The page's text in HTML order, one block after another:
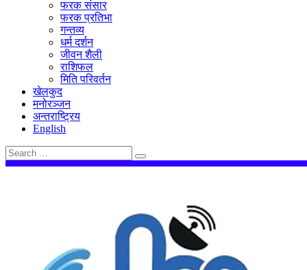
फरक संसार
फरक प्रतिभा
गन्तव्य
धर्म दर्शन
जीवन शैली
राशिफल
मिति परिवर्तन
खेलकुद
मनोरञ्जन
अन्तराष्ट्रिय
English